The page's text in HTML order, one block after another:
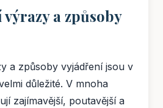
a způsoby
a způsoby vyjádření jsou v
důležité. V mnoha
zajímavější, poutavější a